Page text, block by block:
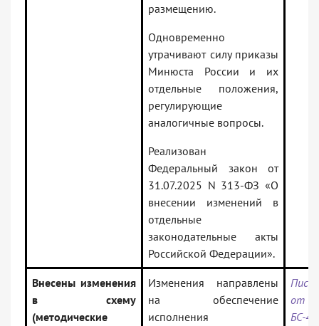
размещению.
Одновременно
утрачивают силу приказы
Минюста России и их
отдельные положения,
регулирующие
аналогичные вопросы.
Реализован
Федеральный закон от
31.07.2025 N 313-ФЗ «О
внесении изменений в
отдельные
законодательные акты
Российской Федерации».
Внесены изменения
в схему
(методические
Изменения направлены
на обеспечение
исполнения
от
БС-4-